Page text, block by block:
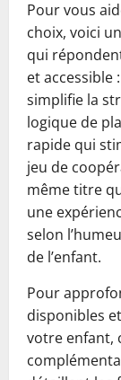
Pour vous
choix, voici
qui
et accessible
simplifie la
logique de
rapide qui
jeu de
même titre
une
selon
de l’enfant.
Pour
disponibles
votre enfant,